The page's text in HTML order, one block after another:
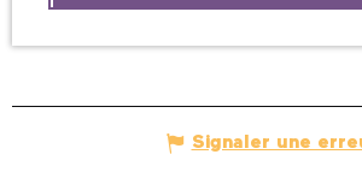
Signaler une